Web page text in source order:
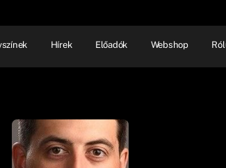
Hírek Előadók Webshop